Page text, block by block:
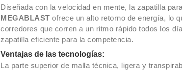
Diseñada con la velocidad en mente, la zapatilla
MEGABLAST ofrece un alto retorno de energía, lo
corredores que corren a un ritmo rápido todos los
zapatilla eficiente para la competencia.
Ventajas de las tecnologías:
La parte superior de malla técnica, ligera y